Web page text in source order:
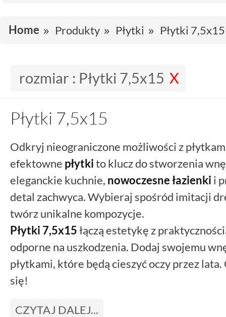
Home Produkty Płytki Płytki 7,5x15
rozmiar : Płytki 7,5x15
Płytki 7,5x15
Odkryj nieograniczone możliwości z
efektowne płytkito klucz do stworzenia
eleganckie kuchnie, nowoczesne łazienki i
detal zachwyca. Wybieraj spośród imitacji
twórz unikalne kompozycje.
Płytki 7,5x15łączą estetykę z
odporne na uszkodzenia. Dodaj swojemu
płytkami, które będą cieszyć oczy przez
się!
CZYTAJ DALEJ...